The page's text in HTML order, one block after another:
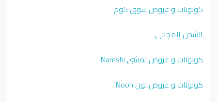
كوبونات و عروض سوق كوم
الشحن المجاني
كوبونات و عروض نمشي Namshi
كوبونات و عروض نون Noon